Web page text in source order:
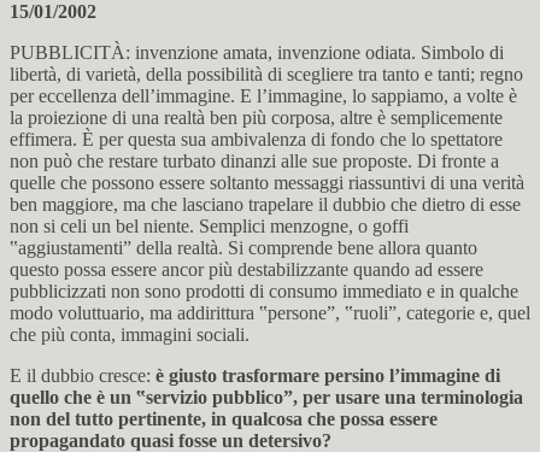
15/01/2002
PUBBLICITÀ: invenzione amata, invenzione odiata. Simbolo di
libertà, di varietà, della possibilità di scegliere tra tanto e tanti; regno
per eccellenza dell’immagine. E l’immagine, lo sappiamo, a volte è
la proiezione di una realtà ben più corposa, altre è semplicemente
effimera. È per questa sua ambivalenza di fondo che lo spettatore
non può che restare turbato dinanzi alle sue proposte. Di fronte a
quelle che possono essere soltanto messaggi riassuntivi di una verità
ben maggiore, ma che lasciano trapelare il dubbio che dietro di esse
non si celi un bel niente. Semplici menzogne, o goffi
‟aggiustamenti” della realtà. Si comprende bene allora quanto
questo possa essere ancor più destabilizzante quando ad essere
pubblicizzati non sono prodotti di consumo immediato e in qualche
modo voluttuario, ma addirittura ‟persone”, ‟ruoli”, categorie e, quel
che più conta, immagini sociali.
E il dubbio cresce: è giusto trasformare persino l’immagine di
quello che è un ‟servizio pubblico”, per usare una terminologia
non del tutto pertinente, in qualcosa che possa essere
propagandato quasi fosse un detersivo?